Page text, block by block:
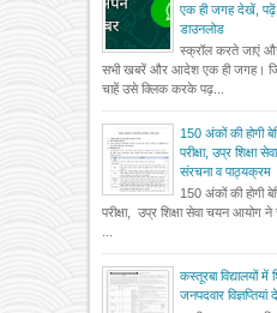
एक ही जगह देखें,
डाउनलोड
स्क्रॉल करते जाएं
सभी खबरें और आदेश एक ही जगह।
चाहें उसे क्लिक करके पढ़...
150 अंकों की होगी
परीक्षा, उप्र शिक्षा
संरचना व पाठ्यक्रम
150 अंकों की होगी
परीक्षा, उप्र शिक्षा सेवा चयन आयोग ने
...
कस्तूरबा विद्यालयों में
जनपदवार